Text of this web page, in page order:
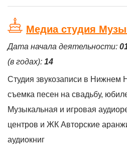
Медиа студия
Дата начала деятельности:
(в годах): 14
Студия звукозаписи в Нижнем
съемка песен на свадьбу,
Музыкальная и игровая
центров и ЖК Авторские
аудиокниг